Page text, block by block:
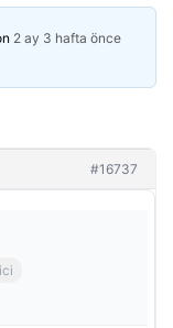
2 ay 3 hafta önce
#16737